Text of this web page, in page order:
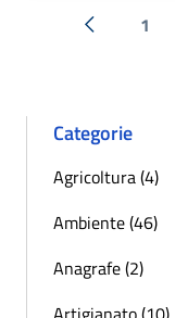
« Precedente
1
Categorie
Agricoltura (4)
Ambiente (46)
Anagrafe (2)